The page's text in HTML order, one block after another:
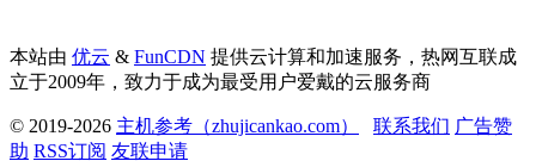
本站由 优云 & FunCDN 提供云计算和加速服务，热网互联成
立于2009年，致力于成为最受用户爱戴的云服务商
© 2019-2026 主机参考（zhujicankao.com） 联系我们 广告赞
助 RSS订阅 友联申请